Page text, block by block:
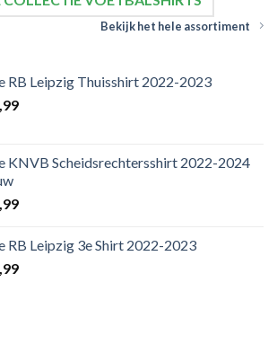
Bekijk het hele assortiment
RB Leipzig Thuisshirt 2022-2023
KNVB Scheidsrechtersshirt 2022-2024
RB Leipzig 3e Shirt 2022-2023